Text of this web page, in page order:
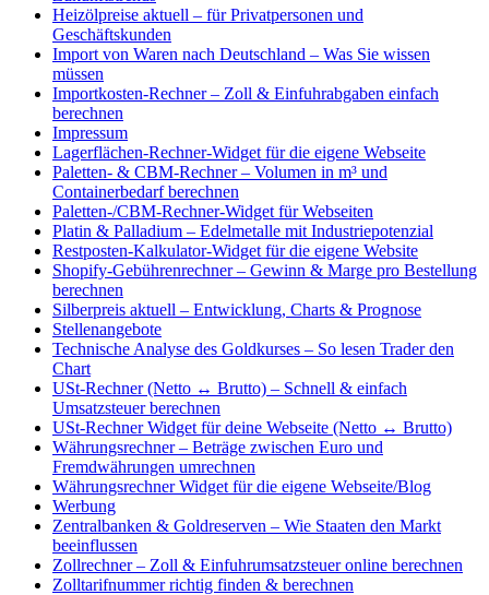
Heizölpreise aktuell – für Privatpersonen und
Geschäftskunden
Import von Waren nach Deutschland – Was Sie wissen
müssen
Importkosten-Rechner – Zoll & Einfuhrabgaben einfach
berechnen
Impressum
Lagerflächen-Rechner-Widget für die eigene Webseite
Paletten- & CBM-Rechner – Volumen in m³ und
Containerbedarf berechnen
Paletten-/CBM-Rechner-Widget für Webseiten
Platin & Palladium – Edelmetalle mit Industriepotenzial
Restposten-Kalkulator-Widget für die eigene Website
Shopify-Gebührenrechner – Gewinn & Marge pro Bestellung
berechnen
Silberpreis aktuell – Entwicklung, Charts & Prognose
Stellenangebote
Technische Analyse des Goldkurses – So lesen Trader den
Chart
USt-Rechner (Netto ↔ Brutto) – Schnell & einfach
Umsatzsteuer berechnen
USt-Rechner Widget für deine Webseite (Netto ↔ Brutto)
Währungsrechner – Beträge zwischen Euro und
Fremdwährungen umrechnen
Währungsrechner Widget für die eigene Webseite/Blog
Werbung
Zentralbanken & Goldreserven – Wie Staaten den Markt
beeinflussen
Zollrechner – Zoll & Einfuhrumsatzsteuer online berechnen
Zolltarifnummer richtig finden & berechnen